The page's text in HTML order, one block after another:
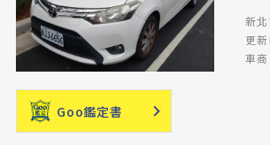
新
更新
車商
Goo鑑定書